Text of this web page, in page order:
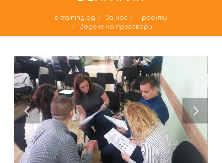
e-training.bg За нас
Проекти
Водене на преговори